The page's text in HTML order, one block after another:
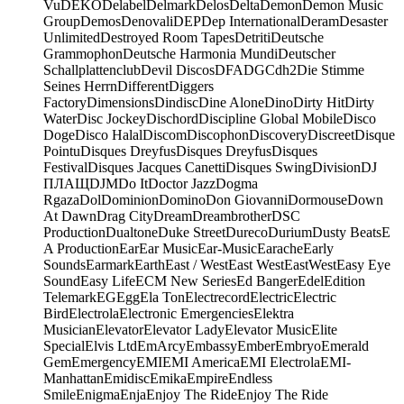
VuDEKODelabelDelmarkDelosDeltaDemonDemon Music
GroupDemosDenovaliDEPDep InternationalDeramDesaster
UnlimitedDestroyed Room TapesDetritiDeutsche
GrammophonDeutsche Harmonia MundiDeutscher
SchallplattenclubDevil DiscosDFADGCdh2Die Stimme
Seines HerrnDifferentDiggers
FactoryDimensionsDindiscDine AloneDinoDirty HitDirty
WaterDisc JockeyDischordDiscipline Global MobileDisco
DogeDisco HalalDiscomDiscophonDiscoveryDiscreetDisque
PointuDisques DreyfusDisques DreyfusDisques
FestivalDisques Jacques CanettiDisques SwingDivisionDJ
ПЛАЩDJMDo ItDoctor JazzDogma
RgazaDolDominionDominoDon GiovanniDormouseDown
At DawnDrag CityDreamDreambrotherDSC
ProductionDualtoneDuke StreetDurecoDuriumDusty BeatsE
A ProductionEarEar MusicEar-MusicEaracheEarly
SoundsEarmarkEarthEast / WestEast WestEastWestEasy Eye
SoundEasy LifeECM New SeriesEd BangerEdelEdition
TelemarkEGEggEla TonElectrecordElectricElectric
BirdElectrolaElectronic EmergenciesElektra
MusicianElevatorElevator LadyElevator MusicElite
SpecialElvis LtdEmArcyEmbassyEmberEmbryoEmerald
GemEmergencyEMIEMI AmericaEMI ElectrolaEMI-
ManhattanEmidiscEmikaEmpireEndless
SmileEnigmaEnjaEnjoy The RideEnjoy The Ride